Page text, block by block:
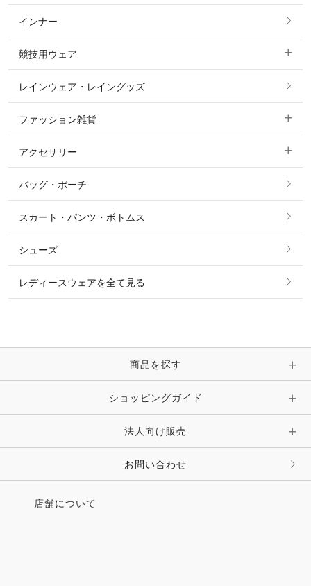
ニーグリップ・膝革 キュロット
ポロシャツ
カットソー・Tシャツ・タンクトップ
ニット・セーター
シャツ・ブラウス・ワンピース
すべてのアウター
コート
ジャケット・ブルゾン
インナー
競技用ウェア
すべての競技用ウェア
ショージャケット
ショーシャツ
レインウェア・レイングッズ
ファッション雑貨
すべてのファッション雑貨
ソックス
ベルト
時計・財布・キーケース・革小物
キーホルダー・チャーム・ストラップ
その他 ファッション雑貨
アクセサリー
すべてのアクセサリー
リング
ピアス・イヤリング
ピン・ブローチ・コサージュ
その他 アクセサリー
バッグ・ポーチ
スカート・パンツ・ボトムス
シューズ
レディースウェアを全て見る
商品を探す
ショッピングガイド
法人向け販売
お問い合わせ
店舗について